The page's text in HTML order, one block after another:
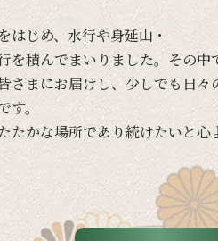
はじめ、 水行や身延山・
を積んでまいりました。 その中
さまにお届けし、少しでも 日々
す。
たかな場所であり続けたいと心